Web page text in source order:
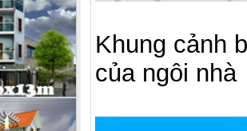
Khung cảnh
của ngôi nhà